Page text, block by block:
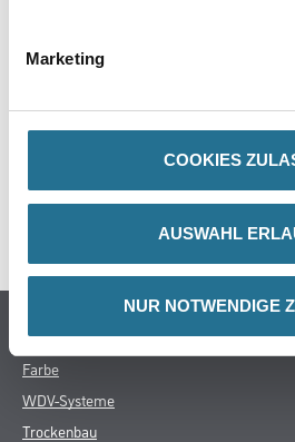
Marketing
COOKIES
AUSWAHL
NUR NOTWENDIGE
ZUSATZINFOS
GEFAHRENHINWEISE
SPEZIFIKATIONEN
Farbe
WDV-Systeme
Trockenbau